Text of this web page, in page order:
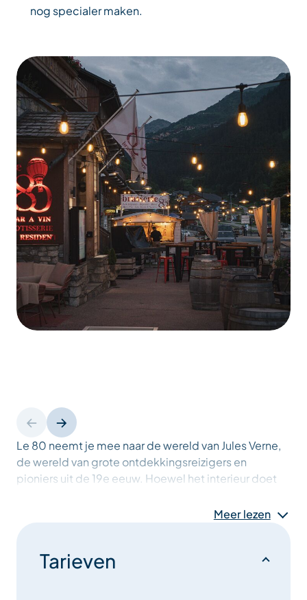
Le 80 neemt je mee naar de wereld van Jules Verne,
de wereld van grote ontdekkingsreizigers en
pioniers uit de 19e eeuw. Hoewel het interieur doet
modern en levendig, ideaal voor gezellige
Vanaf het ontbijt en de hele dag door kun je genieten
Meer lezen
Tarieven
nog specialer maken.